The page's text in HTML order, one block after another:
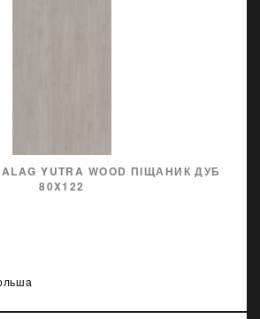
YUTRA WOOD ПІЩАНИК ДУБ
80X122